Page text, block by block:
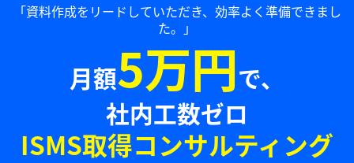
「資料作成をリードしていただき、効率よく準備できまし
た。」
月額5万円で、
社内工数ゼロ
ISMS取得コンサルティング